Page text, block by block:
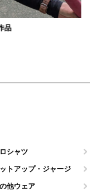
品
シャツ
トアップ・ジャージ
他ウェア